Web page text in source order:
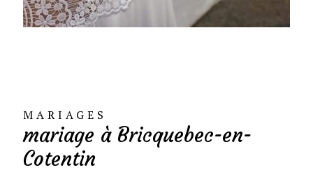
MARIAGES
mariage à Bricquebec-en-
Cotentin